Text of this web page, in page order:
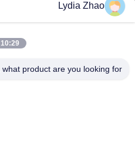
Lydia Zhao
10:29 AM
product are you looking for?